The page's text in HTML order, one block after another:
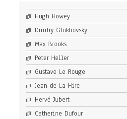
Hugh Howey
Dmitry Glukhovsky
Max Brooks
Peter Heller
Gustave Le Rouge
Jean de La Hire
Hervé Jubert
Catherine Dufour